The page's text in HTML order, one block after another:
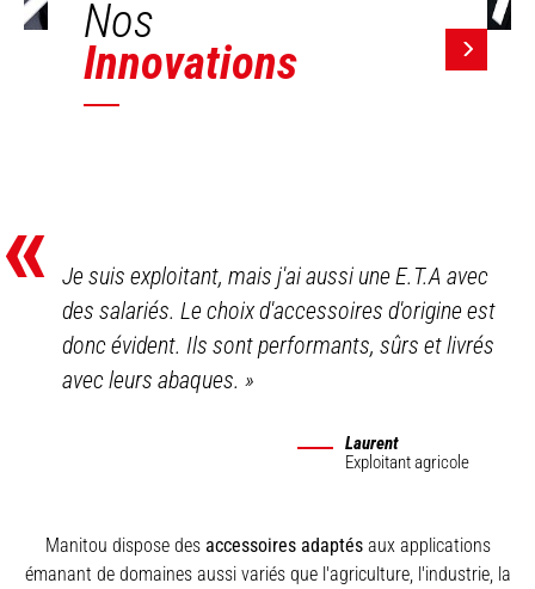
Nos
Innovations
«
Je suis exploitant, mais j'ai aussi une E.T.A avec
des salariés. Le choix d'accessoires d'origine est
donc évident. Ils sont performants, sûrs et livrés
avec leurs abaques.»
Laurent
Exploitant agricole
Manitou dispose des accessoires adaptésaux applications
émanant de domaines aussi variés que l'agriculture, l'industrie, la